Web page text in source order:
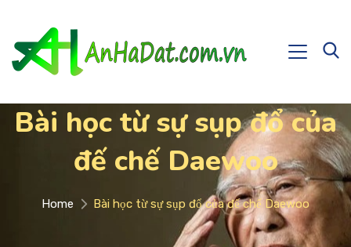
Bài học từ sự sụp đổ của
đế chế Daewoo
Home Bài học từ sự sụp đổ của đế chế Daewoo